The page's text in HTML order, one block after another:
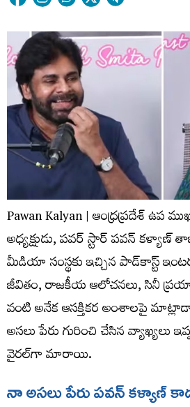
Pawan Kalyan | ఆంధ్రప్రదేశ్ ఉప
అధ్యక్షుడు, పవర్ స్టార్ పవన్
మీడియా సంస్థకు ఇచ్చిన పాడ్‌కాస్ట్
జీవితం, రాజకీయ ఆలోచనలు, సినీ
వంటి అనేక ఆసక్తికర అంశాలపై
అసలు పేరు గురించి చేసిన
వైరల్‌గా మారాయి.
నా అసలు పేరు పవన్ కళ్యాణ్